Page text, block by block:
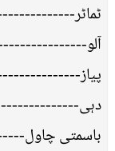
باسمتی